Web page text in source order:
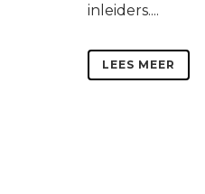
inleiders....
LEES MEER